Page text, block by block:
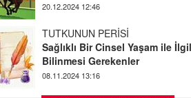
08.11.2024 13:16
FARUK ÖNALAN
Tezkere Onaylanmasaydı…
2 Kasım 2021 Salı 00:11